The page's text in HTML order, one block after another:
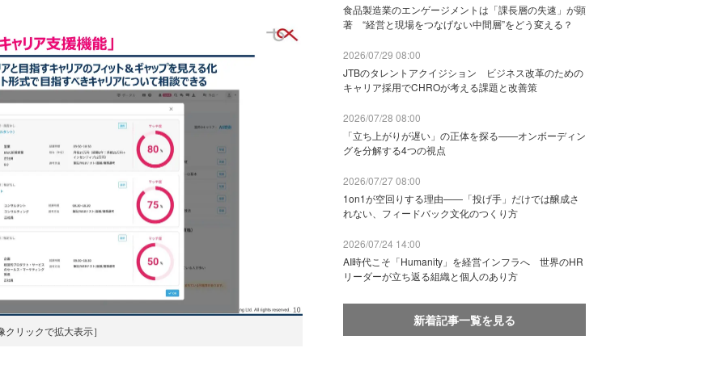
クリックで拡大表示］
食品製造業のエンゲージメントは「課長層の失速」が顕
著 “経営と現場をつなげない中間層”をどう変える？
2026/07/29 08:00
JTBのタレントアクイジション ビジネス改革のための
キャリア採用でCHROが考える課題と改善策
2026/07/28 08:00
「立ち上がりが遅い」の正体を探る——オンボーディン
グを分解する4つの視点
2026/07/27 08:00
1on1が空回りする理由——「投げ手」だけでは醸成さ
れない、フィードバック文化のつくり方
2026/07/24 14:00
AI時代こそ「Humanity」を経営インフラへ 世界のHR
リーダーが立ち返る組織と個人のあり方
新着記事一覧を見る